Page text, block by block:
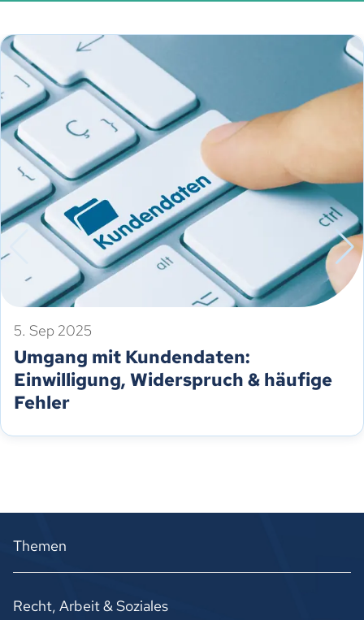
5. Sep 2025
Umgang mit Kundendaten:
Einwilligung, Widerspruch & häufige
Fehler
Themen
Recht, Arbeit & Soziales